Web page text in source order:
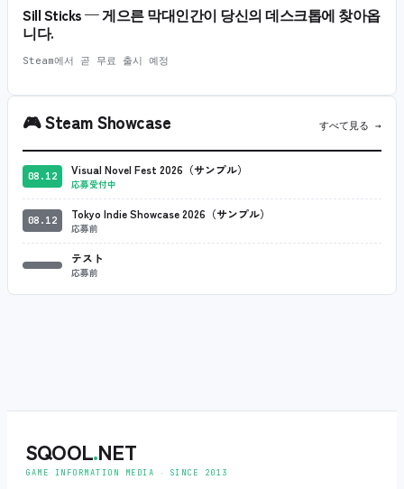
Sill Sticks — 게으른 막대인간이 당신의 데스크톱에 찾아옵
니다.
Steam에서 곧 무료 출시 예정
🎮Steam Showcase すべて見る →
08.12 Visual Novel Fest 2026（サンプル）
応募受付中
08.12 Tokyo Indie Showcase 2026（サンプル）
応募前
テスト
応募前
SQOOL.NET
GAME INFORMATION MEDIA ‧ SINCE 2013